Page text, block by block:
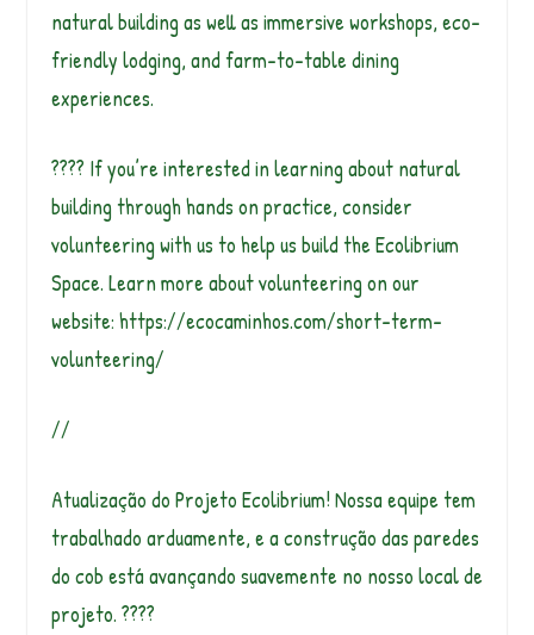
natural building as well as immersive workshops, eco-
friendly lodging, and farm-to-table dining
experiences.
???? If you’re interested in learning about natural
building through hands on practice, consider
volunteering with us to help us build the Ecolibrium
Space. Learn more about volunteering on our
website: https://ecocaminhos.com/short-term-
volunteering/
//
Atualização do Projeto Ecolibrium! Nossa equipe tem
trabalhado arduamente, e a construção das paredes
do cob está avançando suavemente no nosso local de
projeto. ????